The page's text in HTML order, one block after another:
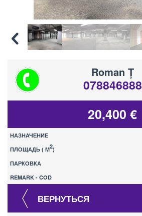
Roman Ț
078846888
20,400 €
НАЗНАЧЕНИЕ
ПЛОЩАДЬ ( М2)
ПАРКОВКА
REMARK - COD
ВЕРНУТЬСЯ